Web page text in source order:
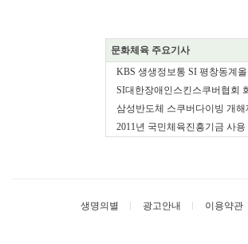
문화체육 주요기사
KBS 생생정보통 SI 평창동계올
SI대한장애인스킨스쿠버협회
삼성반도체 스쿠버다이빙 개해
2011년 국민체육진흥기금 사용
생명의별 광고안내 이용약관